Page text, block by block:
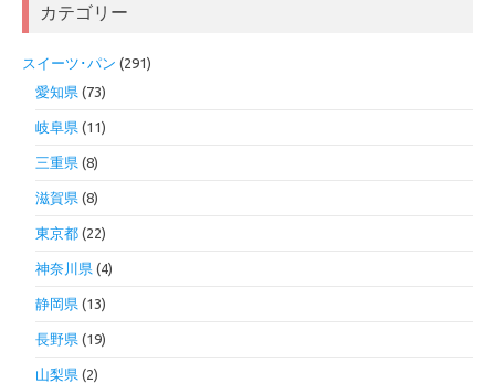
カテゴリー
スイーツ･パン (291)
愛知県 (73)
岐阜県 (11)
三重県 (8)
滋賀県 (8)
東京都 (22)
神奈川県 (4)
静岡県 (13)
長野県 (19)
山梨県 (2)